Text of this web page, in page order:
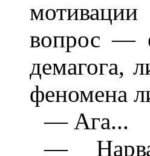
вопрос —
демагога,
феномена
— Ага...
—